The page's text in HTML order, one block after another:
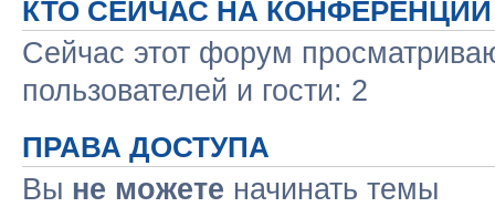
КТО СЕЙЧАС НА КОНФЕРЕНЦИИ
Сейчас этот форум
пользователей и гости: 2
ПРАВА ДОСТУПА
Вы не можете начинать темы